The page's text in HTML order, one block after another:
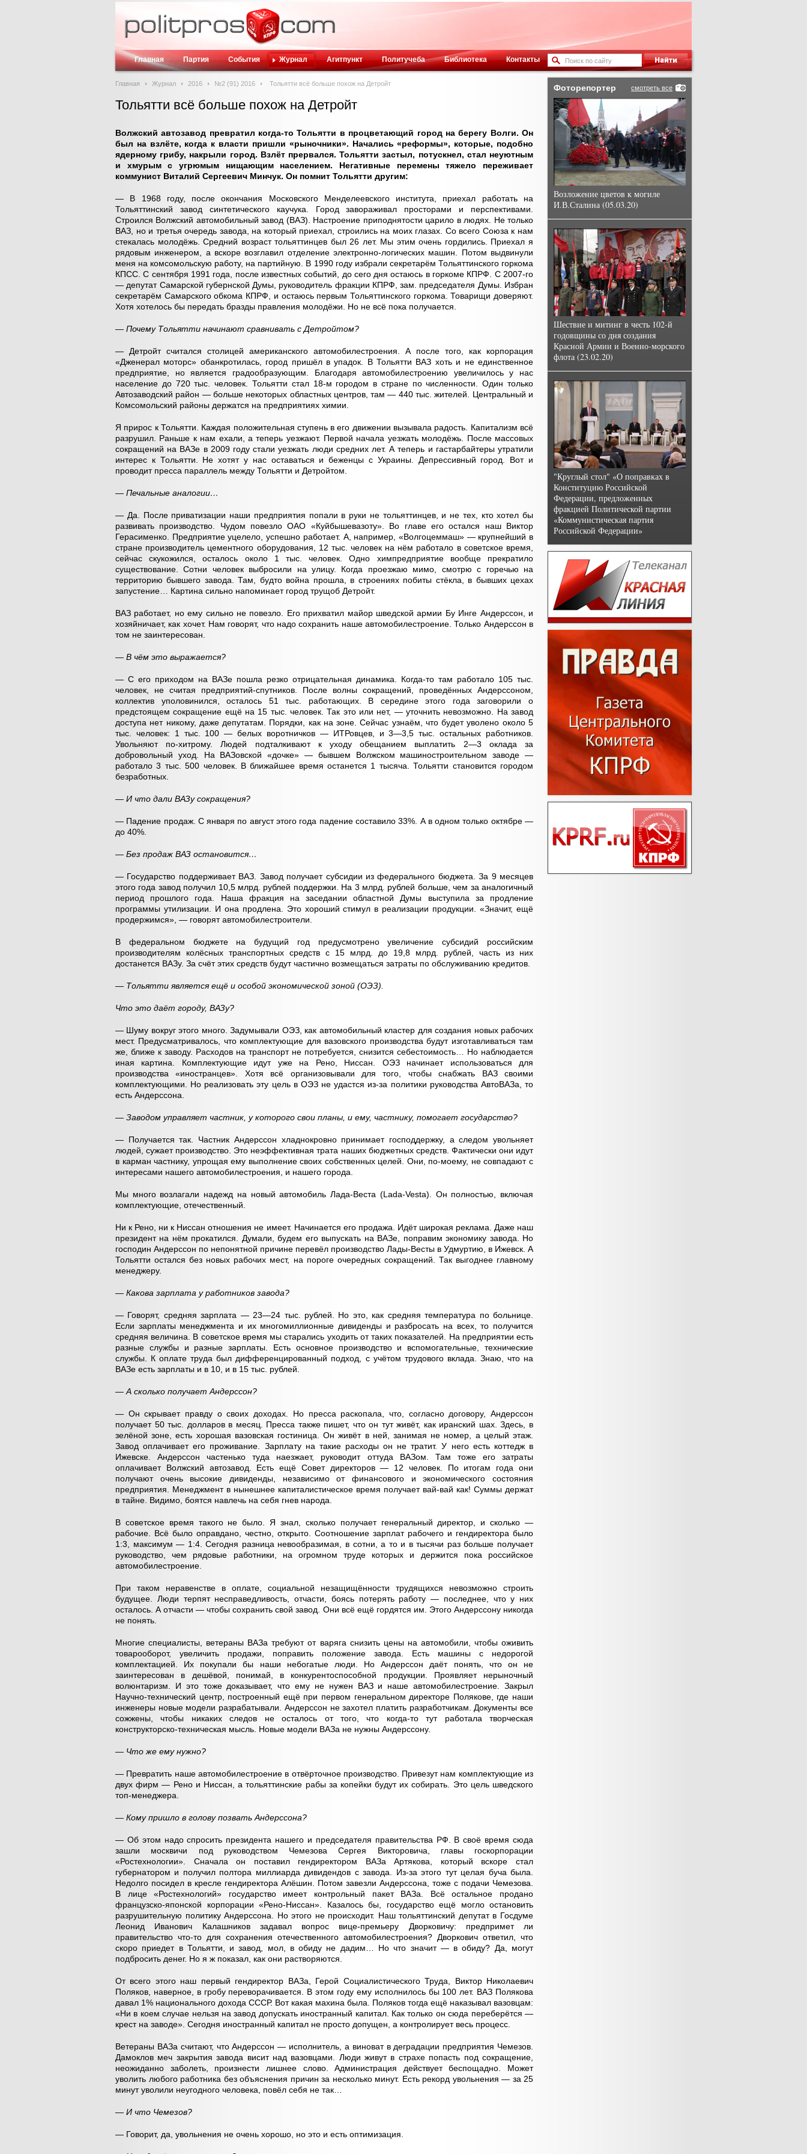
Главная Партия События Журнал Агитпункт Политучеба Библиотека Контакты
Главная Журнал 2016 №2 (91) 2016 Тольятти всё больше похож на Детройт
Тольятти всё больше похож на Детройт
Волжский автозавод превратил когда-то Тольятти в процветающий город на берегу Волги. Он
был на взлёте, когда к власти пришли «рыночники». Начались «реформы», которые, подобно
ядерному грибу, накрыли город. Взлёт прервался. Тольятти застыл, потускнел, стал неуютным
и хмурым с угрюмым нищающим населением. Негативные перемены тяжело переживает
коммунист Виталий Сергеевич Минчук. Он помнит Тольятти другим:
— В 1968 году, после окончания Московского Менделеевского института, приехал работать на
Тольяттинский завод синтетического каучука. Город завораживал просторами и перспективами.
Строился Волжский автомобильный завод (ВАЗ). Настроение приподнятости царило в людях. Не только
ВАЗ, но и третья очередь завода, на который приехал, строились на моих глазах. Со всего Союза к нам
стекалась молодёжь. Средний возраст тольяттинцев был 26 лет. Мы этим очень гордились. Приехал я
рядовым инженером, а вскоре возглавил отделение электронно-логических машин. Потом выдвинули
меня на комсомольскую работу, на партийную. В 1990 году избрали секретарём Тольяттинского горкома
КПСС. С сентября 1991 года, после известных событий, до сего дня остаюсь в горкоме КПРФ. С 2007-го
— депутат Самарской губернской Думы, руководитель фракции КПРФ, зам. председателя Думы. Избран
секретарём Самарского обкома КПРФ, и остаюсь первым Тольяттинского горкома. Товарищи доверяют.
Хотя хотелось бы передать бразды правления молодёжи. Но не всё пока получается.
— Почему Тольятти начинают сравнивать с Детройтом?
— Детройт считался столицей американского автомобилестроения. А после того, как корпорация
«Дженерал моторс» обанкротилась, город пришёл в упадок. В Тольятти ВАЗ хоть и не единственное
предприятие, но является градообразующим. Благодаря автомобилестроению увеличилось у нас
население до 720 тыс. человек. Тольятти стал 18-м городом в стране по численности. Один только
Автозаводский район — больше некоторых областных центров, там — 440 тыс. жителей. Центральный и
Комсомольский районы держатся на предприятиях химии.
Я прирос к Тольятти. Каждая положительная ступень в его движении вызывала радость. Капитализм всё
разрушил. Раньше к нам ехали, а теперь уезжают. Первой начала уезжать молодёжь. После массовых
сокращений на ВАЗе в 2009 году стали уезжать люди средних лет. А теперь и гастарбайтеры утратили
интерес к Тольятти. Не хотят у нас оставаться и беженцы с Украины. Депрессивный город. Вот и
проводит пресса параллель между Тольятти и Детройтом.
— Печальные аналогии…
— Да. После приватизации наши предприятия попали в руки не тольяттинцев, и не тех, кто хотел бы
развивать производство. Чудом повезло ОАО «Куйбышевазоту». Во главе его остался наш Виктор
Герасименко. Предприятие уцелело, успешно работает. А, например, «Волгоцеммаш» — крупнейший в
стране производитель цементного оборудования, 12 тыс. человек на нём работало в советское время,
сейчас скукожился, осталось около 1 тыс. человек. Одно химпредприятие вообще прекратило
существование. Сотни человек выбросили на улицу. Когда проезжаю мимо, смотрю с горечью на
территорию бывшего завода. Там, будто война прошла, в строениях побиты стёкла, в бывших цехах
запустение… Картина сильно напоминает город трущоб Детройт.
ВАЗ работает, но ему сильно не повезло. Его прихватил майор шведской армии Бу Инге Андерссон, и
хозяйничает, как хочет. Нам говорят, что надо сохранить наше автомобилестроение. Только Андерссон в
том не заинтересован.
— В чём это выражается?
— С его приходом на ВАЗе пошла резко отрицательная динамика. Когда-то там работало 105 тыс.
человек, не считая предприятий-спутников. После волны сокращений, проведённых Андерссоном,
коллектив уполовинился, осталось 51 тыс. работающих. В середине этого года заговорили о
предстоящем сокращение ещё на 15 тыс. человек. Так это или нет, — уточнить невозможно. На завод
доступа нет никому, даже депутатам. Порядки, как на зоне. Сейчас узнаём, что будет уволено около 5
тыс. человек: 1 тыс. 100 — белых воротничков — ИТРовцев, и 3—3,5 тыс. остальных работников.
Увольняют по-хитрому. Людей подталкивают к уходу обещанием выплатить 2—3 оклада за
добровольный уход. На ВАЗовской «дочке» — бывшем Волжском машиностроительном заводе —
работало 3 тыс. 500 человек. В ближайшее время останется 1 тысяча. Тольятти становится городом
безработных.
— И что дали ВАЗу сокращения?
— Падение продаж. С января по август этого года падение составило 33%. А в одном только октябре —
до 40%.
— Без продаж ВАЗ остановится…
— Государство поддерживает ВАЗ. Завод получает субсидии из федерального бюджета. За 9 месяцев
этого года завод получил 10,5 млрд. рублей поддержки. На 3 млрд. рублей больше, чем за аналогичный
период прошлого года. Наша фракция на заседании областной Думы выступила за продление
программы утилизации. И она продлена. Это хороший стимул в реализации продукции. «Значит, ещё
продержимся», — говорят автомобилестроители.
В федеральном бюджете на будущий год предусмотрено увеличение субсидий российским
производителям колёсных транспортных средств с 15 млрд. до 19,8 млрд. рублей, часть из них
достанется ВАЗу. За счёт этих средств будут частично возмещаться затраты по обслуживанию кредитов.
— Тольятти является ещё и особой экономической зоной (ОЭЗ).
Что это даёт городу, ВАЗу?
— Шуму вокруг этого много. Задумывали ОЭЗ, как автомобильный кластер для создания новых рабочих
мест. Предусматривалось, что комплектующие для вазовского производства будут изготавливаться там
же, ближе к заводу. Расходов на транспорт не потребуется, снизится себестоимость… Но наблюдается
иная картина. Комплектующие идут уже на Рено, Ниссан. ОЭЗ начинает использоваться для
производства «иностранцев». Хотя всё организовывали для того, чтобы снабжать ВАЗ своими
комплектующими. Но реализовать эту цель в ОЭЗ не удастся из-за политики руководства АвтоВАЗа, то
есть Андерссона.
— Заводом управляет частник, у которого свои планы, и ему, частнику, помогает государство?
— Получается так. Частник Андерссон хладнокровно принимает господдержку, а следом увольняет
людей, сужает производство. Это неэффективная трата наших бюджетных средств. Фактически они идут
в карман частнику, упрощая ему выполнение своих собственных целей. Они, по-моему, не совпадают с
интересами нашего автомобилестроения, и нашего города.
Мы много возлагали надежд на новый автомобиль Лада-Веста (Lada-Vesta). Он полностью, включая
комплектующие, отечественный.
Ни к Рено, ни к Ниссан отношения не имеет. Начинается его продажа. Идёт широкая реклама. Даже наш
президент на нём прокатился. Думали, будем его выпускать на ВАЗе, поправим экономику завода. Но
господин Андерссон по непонятной причине перевёл производство Лады-Весты в Удмуртию, в Ижевск. А
Тольятти остался без новых рабочих мест, на пороге очередных сокращений. Так выгоднее главному
менеджеру.
— Какова зарплата у работников завода?
— Говорят, средняя зарплата — 23—24 тыс. рублей. Но это, как средняя температура по больнице.
Если зарплаты менеджмента и их многомиллионные дивиденды и разбросать на всех, то получится
средняя величина. В советское время мы старались уходить от таких показателей. На предприятии есть
разные службы и разные зарплаты. Есть основное производство и вспомогательные, технические
службы. К оплате труда был дифференцированный подход, с учётом трудового вклада. Знаю, что на
ВАЗе есть зарплаты и в 10, и в 15 тыс. рублей.
— А сколько получает Андерссон?
— Он скрывает правду о своих доходах. Но пресса раскопала, что, согласно договору, Андерссон
получает 50 тыс. долларов в месяц. Пресса также пишет, что он тут живёт, как иранский шах. Здесь, в
зелёной зоне, есть хорошая вазовская гостиница. Он живёт в ней, занимая не номер, а целый этаж.
Завод оплачивает его проживание. Зарплату на такие расходы он не тратит. У него есть коттедж в
Ижевске. Андерссон частенько туда наезжает, руководит оттуда ВАЗом. Там тоже его затраты
оплачивает Волжский автозавод. Есть ещё Совет директоров — 12 человек. По итогам года они
получают очень высокие дивиденды, независимо от финансового и экономического состояния
предприятия. Менеджмент в нынешнее капиталистическое время получает вай-вай как! Суммы держат
в тайне. Видимо, боятся навлечь на себя гнев народа.
В советское время такого не было. Я знал, сколько получает генеральный директор, и сколько —
рабочие. Всё было оправдано, честно, открыто. Соотношение зарплат рабочего и гендиректора было
1:3, максимум — 1:4. Сегодня разница невообразимая, в сотни, а то и в тысячи раз больше получает
руководство, чем рядовые работники, на огромном труде которых и держится пока российское
автомобилестроение.
При таком неравенстве в оплате, социальной незащищённости трудящихся невозможно строить
будущее. Люди терпят несправедливость, отчасти, боясь потерять работу — последнее, что у них
осталось. А отчасти — чтобы сохранить свой завод. Они всё ещё гордятся им. Этого Андерссону никогда
не понять.
Многие специалисты, ветераны ВАЗа требуют от варяга снизить цены на автомобили, чтобы оживить
товарооборот, увеличить продажи, поправить положение завода. Есть машины с недорогой
комплектацией. Их покупали бы наши небогатые люди. Но Андерссон даёт понять, что он не
заинтересован в дешёвой, понимай, в конкурентоспособной продукции. Проявляет нерыночный
волюнтаризм. И это тоже доказывает, что ему не нужен ВАЗ и наше автомобилестроение. Закрыл
Научно-технический центр, построенный ещё при первом генеральном директоре Полякове, где наши
инженеры новые модели разрабатывали. Андерссон не захотел платить разработчикам. Документы все
сожжены, чтобы никаких следов не осталось от того, что когда-то тут работала творческая
конструкторско-техническая мысль. Новые модели ВАЗа не нужны Андерссону.
— Что же ему нужно?
— Превратить наше автомобилестроение в отвёрточное производство. Привезут нам комплектующие из
двух фирм — Рено и Ниссан, а тольяттинские рабы за копейки будут их собирать. Это цель шведского
топ-менеджера.
— Кому пришло в голову позвать Андерссона?
— Об этом надо спросить президента нашего и председателя правительства РФ. В своё время сюда
зашли москвичи под руководством Чемезова Сергея Викторовича, главы госкорпорации
«Ростехнологии». Сначала он поставил гендиректором ВАЗа Артякова, который вскоре стал
губернатором и получил полтора миллиарда дивидендов с завода. Из-за этого тут целая буча была.
Недолго посидел в кресле гендиректора Алёшин. Потом завезли Андерссона, тоже с подачи Чемезова.
В лице «Ростехнологий» государство имеет контрольный пакет ВАЗа. Всё остальное продано
французско-японской корпорации «Рено-Ниссан». Казалось бы, государство ещё могло остановить
разрушительную политику Андерссона. Но этого не происходит. Наш тольяттинский депутат в Госдуме
Леонид Иванович Калашников задавал вопрос вице-премьеру Дворковичу: предпримет ли
правительство что-то для сохранения отечественного автомобилестроения? Дворкович ответил, что
скоро приедет в Тольятти, и завод, мол, в обиду не дадим… Но что значит — в обиду? Да, могут
подбросить денег. Но я ж показал, как они растворяются.
От всего этого наш первый гендиректор ВАЗа, Герой Социалистического Труда, Виктор Николаевич
Поляков, наверное, в гробу переворачивается. В этом году ему исполнилось бы 100 лет. ВАЗ Полякова
давал 1% национального дохода СССР. Вот какая махина была. Поляков тогда ещё наказывал вазовцам:
«Ни в коем случае нельзя на завод допускать иностранный капитал. Как только он сюда переберётся —
крест на заводе». Сегодня иностранный капитал не просто допущен, а контролирует весь процесс.
Ветераны ВАЗа считают, что Андерссон — исполнитель, а виноват в деградации предприятия Чемезов.
Дамоклов меч закрытия завода висит над вазовцами. Люди живут в страхе попасть под сокращение,
неожиданно заболеть, произнести лишнее слово. Администрация действует беспощадно. Может
уволить любого работника без объяснения причин за несколько минут. Есть рекорд увольнения — за 25
минут уволили неугодного человека, повёл себя не так…
— И что Чемезов?
— Говорит, да, увольнения не очень хорошо, но это и есть оптимизация.
смотреть все
Фоторепортер
Возложение цветов к могиле
И.В.Сталина (05.03.20)
Шествие и митинг в честь 102-й
годовщины со дня создания
Красной Армии и Военно-морского
флота (23.02.20)
"Круглый стол" «О поправках в
Конституцию Российской
Федерации, предложенных
фракцией Политической партии
«Коммунистическая партия
Российской Федерации»